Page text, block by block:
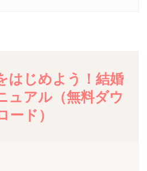
はじめよう！結婚
ュアル（無料ダウ
ード）